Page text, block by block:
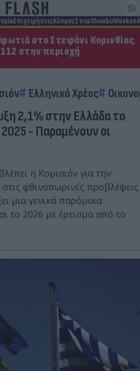
ΕπιχειρήσειςΚόσμοςΣπορShowbizWeekend
στο Στεφάνι Κορινθίας
στην περιοχή
Ελληνικό Χρέος
2,1% στην Ελλάδα το
- Παραμένουν οι
η Κομισιόν για την
φθινοπωρινές προβλέψεις
μια γενικά παρόμοια
το 2026 με έρεισμα από το